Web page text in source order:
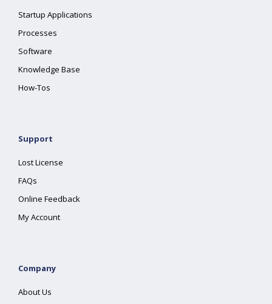
Startup Applications
Processes
Software
Knowledge Base
How-Tos
Support
Lost License
FAQs
Online Feedback
My Account
Company
About Us